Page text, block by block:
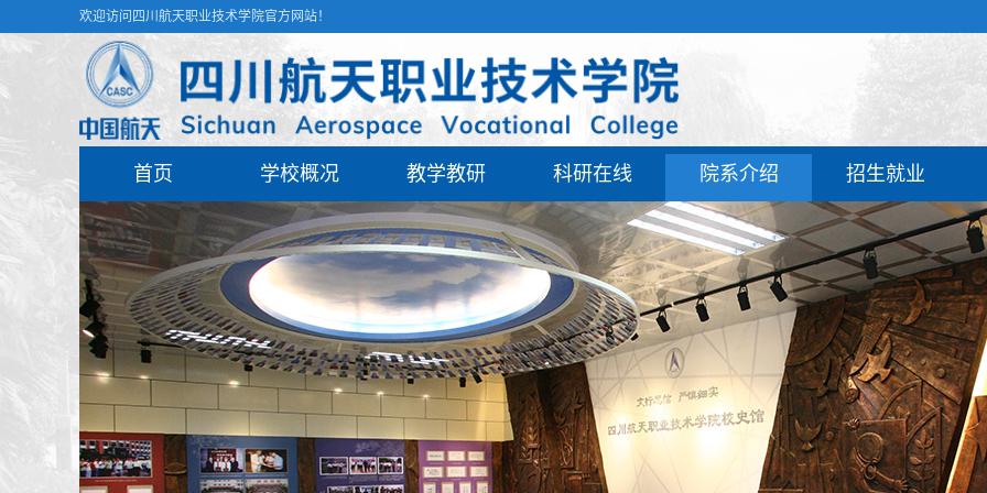
欢迎访问四川航天职业技术学院官方网站！
首页 学校概况 教学教研 科研在线 院系介绍 招生就业